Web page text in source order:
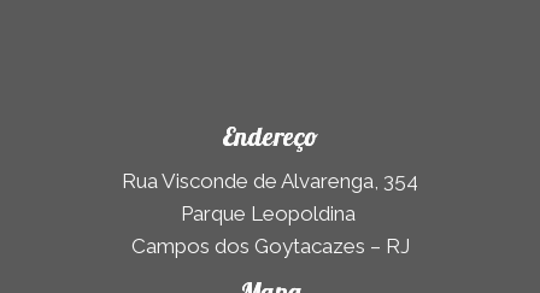
Endereço
Rua Visconde de Alvarenga, 354
Parque Leopoldina
Campos dos Goytacazes – RJ